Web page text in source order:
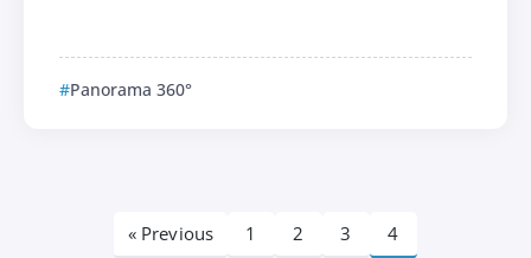
Panorama 360°
« Previous 1 2 3 4